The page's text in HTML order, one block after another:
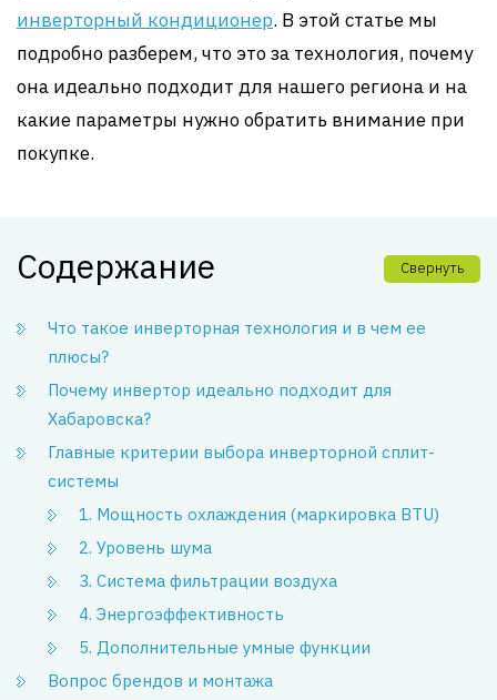
инверторный кондиционер. В этой статье мы
подробно разберем, что это за технология, почему
она идеально подходит для нашего региона и на
какие параметры нужно обратить внимание при
покупке.
Содержание Свернуть
Что такое инверторная технология и в чем ее
плюсы?
Почему инвертор идеально подходит для
Хабаровска?
Главные критерии выбора инверторной сплит-
системы
1. Мощность охлаждения (маркировка BTU)
2. Уровень шума
3. Система фильтрации воздуха
4. Энергоэффективность
5. Дополнительные умные функции
Вопрос брендов и монтажа